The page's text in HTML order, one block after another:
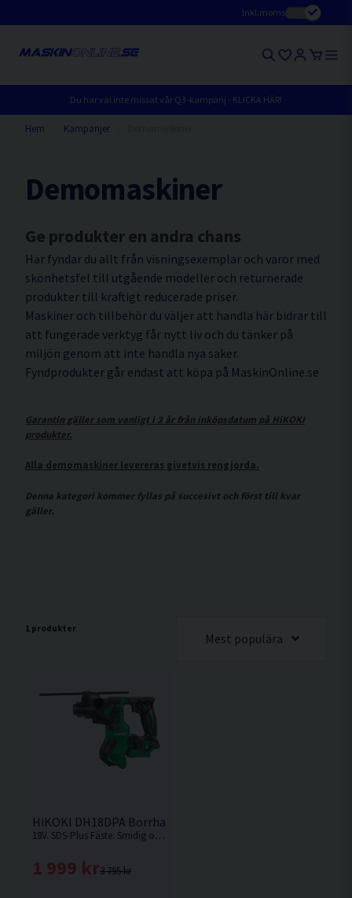
Inkl.moms
Du har väl inte missat vår Q3-kampanj - KLICKA HÄR!
Hem Kampanjer
Demomaskiner
Ge produkter en andra chans
Här fyndar du allt från visningsexemplar och varor med
skönhetsfel till utgående modeller och returnerade
produkter till kraftigt reducerade priser.
Maskiner och tillbehör du väljer att handla här bidrar till
att fungerade verktyg får nytt liv och du tänker på
miljön genom att inte handla nya saker.
Fyndprodukter går endast att köpa på MaskinOnline.se
Garantin gäller som vanligt i 3 år från inköpsdatum på HiKOKI
produkter.
Alla demomaskiner levereras givetvis rengjorda.
Denna kategori kommer fyllas på succesivt och först till kvar
gäller.
1 produkter
Mest populära
HiKOKI DH18DPA Borrhammare 18V DEMO
18V. SDS-Plus Fäste. Smidig och kompakt borrhammare för borrning med eller utan slag från HiKOKI. Levereras utan batteri, laddare och förvaringsväska. Demoexemplar, Märken på maskinen. Skick: 3/5.
3 795 kr
1 999 kr